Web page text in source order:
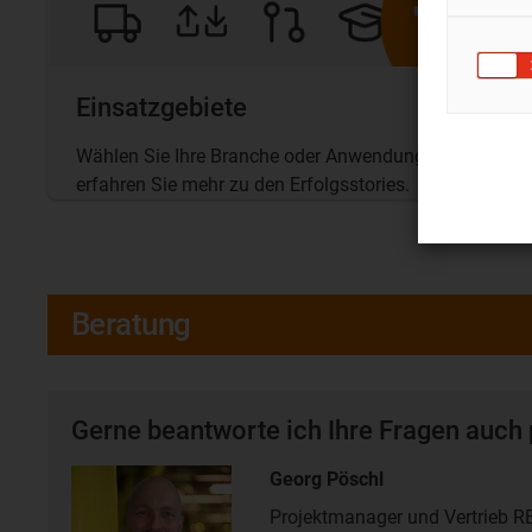
Einsatzgebiete
Wählen Sie Ihre Branche oder Anwendung und
erfahren Sie mehr zu den Erfolgsstories.
Beratung
Gerne beantworte ich Ihre Fragen
Georg Pöschl
Projektmanager und Vertrieb